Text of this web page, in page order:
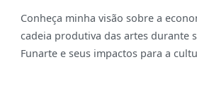
Conheça minha visão sobre a
cadeia produtiva das artes durante
Funarte e seus impactos para a